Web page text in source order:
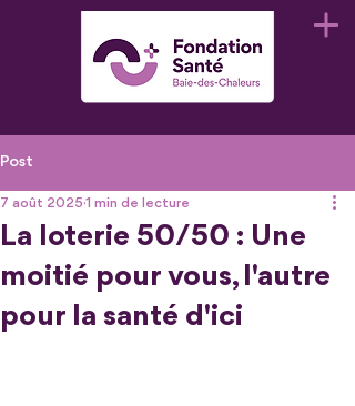
Post
La loterie 50/50 : Une
moitié pour vous, l'autre
pour la santé d'ici
7 août 2025 1 min de lecture